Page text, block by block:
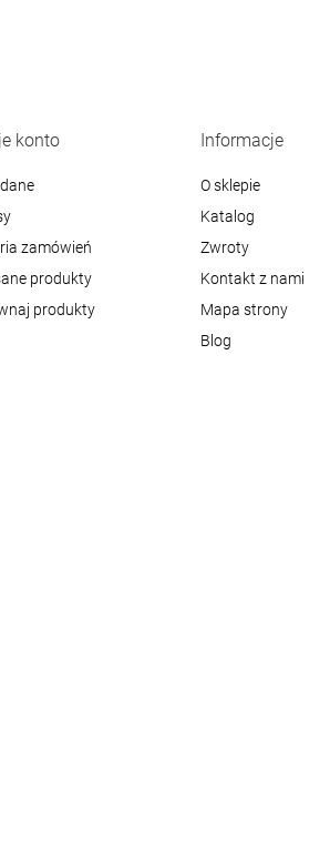
konto
zamówień
produkty
produkty
Informacje
O sklepie
Katalog
Zwroty
Kontakt z nami
Mapa strony
Blog